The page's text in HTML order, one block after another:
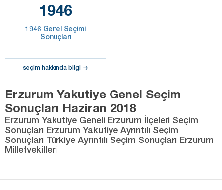
1946
1946 Genel Seçimi
Sonuçları
seçim hakkında bilgi
Erzurum Yakutiye Genel Seçim
Sonuçları Haziran 2018
Erzurum Yakutiye Geneli Erzurum İlçeleri Seçim
Sonuçları Erzurum Yakutiye Ayrıntılı Seçim
Sonuçları Türkiye Ayrıntılı Seçim Sonuçları Erzurum
Milletvekilleri